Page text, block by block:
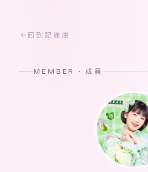
回到記錄庫
MEMBER · 成員